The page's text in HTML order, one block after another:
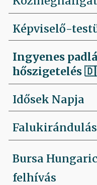
Képviselő-
Ingyenes
hőszigetelés
Idősek Napja
Falukirándulás
Bursa
felhívás